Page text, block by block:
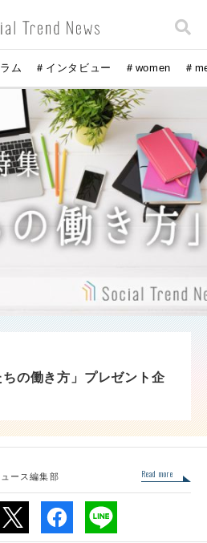
ム ＃インタビュー ＃women ＃
の働き方」プレゼント企
ース編集部 Read more